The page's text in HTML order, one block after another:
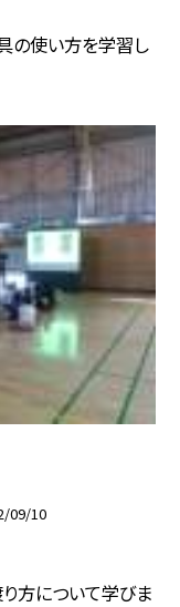
具の使い方を学習し
09/10
方について学びま